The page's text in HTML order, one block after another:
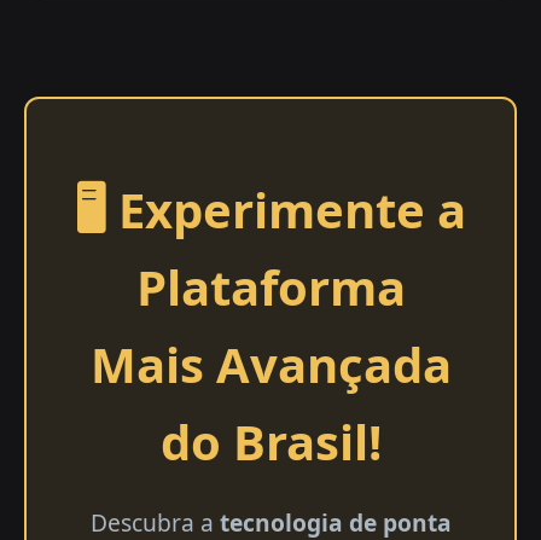
🖥️ Experimente a
Plataforma
Mais Avançada
do Brasil!
Descubra a tecnologia de ponta